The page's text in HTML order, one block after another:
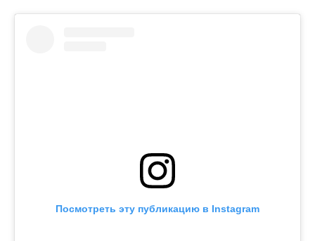
Посмотреть эту публикацию в Instagram